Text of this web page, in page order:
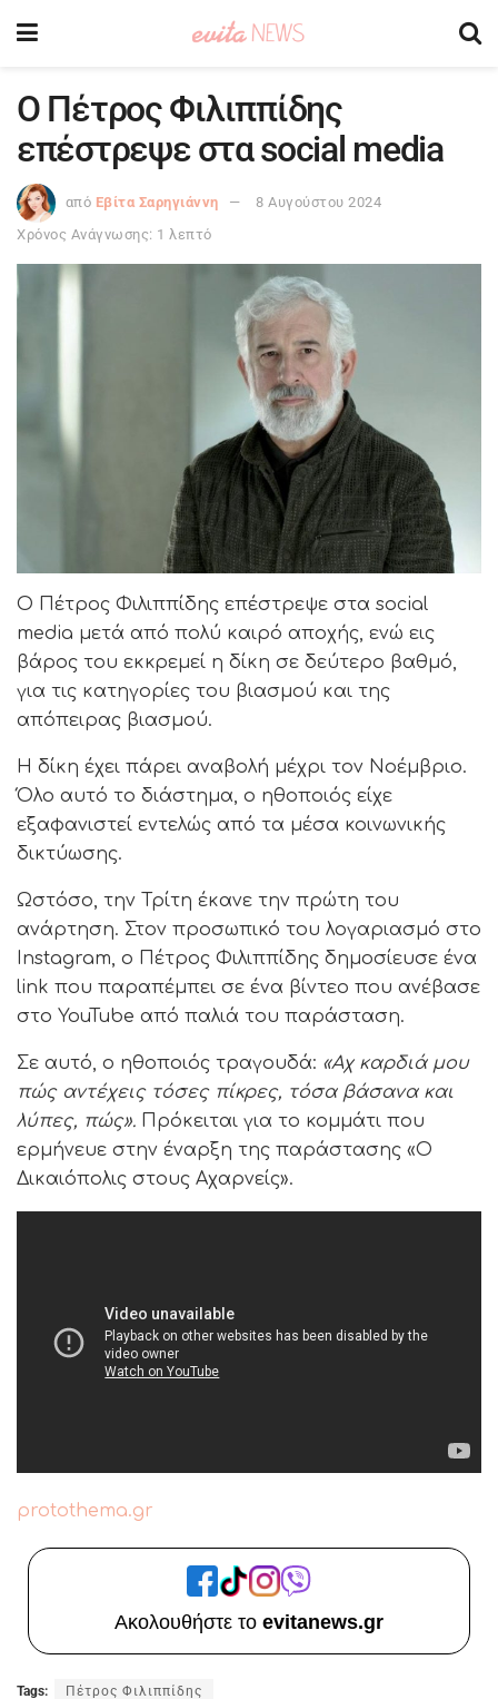
Ο Πέτρος Φιλιππίδης
επέστρεψε στα social media
από Εβίτα Σαρηγιάννη
8 Αυγούστου 2024
Χρόνος Ανάγνωσης: 1 λεπτό
Ο Πέτρος Φιλιππίδης επέστρεψε στα social
media μετά από πολύ καιρό αποχής, ενώ εις
βάρος του εκκρεμεί η δίκη σε δεύτερο βαθμό,
για τις κατηγορίες του βιασμού και της
απόπειρας βιασμού.
Η δίκη έχει πάρει αναβολή μέχρι τον Νοέμβριο.
Όλο αυτό το διάστημα, ο ηθοποιός είχε
εξαφανιστεί εντελώς από τα μέσα κοινωνικής
δικτύωσης.
Ωστόσο, την Τρίτη έκανε την πρώτη του
ανάρτηση. Στον προσωπικό του λογαριασμό στο
Instagram, ο Πέτρος Φιλιππίδης δημοσίευσε ένα
link που παραπέμπει σε ένα βίντεο που ανέβασε
στο YouTube από παλιά του παράσταση.
Σε αυτό, ο ηθοποιός τραγουδά: «Αχ καρδιά μου
πώς αντέχεις τόσες πίκρες, τόσα βάσανα και
λύπες, πώς». Πρόκειται για το κομμάτι που
ερμήνευε στην έναρξη της παράστασης «Ο
Δικαιόπολις στους Αχαρνείς».
protothema.gr
Ακολουθήστε το evitanews.gr
Tags: Πέτρος Φιλιππίδης